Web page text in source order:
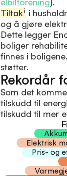
elbilforening).
Tiltaki i
og å gjøre
Dette legger
boliger
finnes i
støtter.
Rekordår
Som det
tilskudd til
tilskudd til mer
Elektrisk
Pris- og